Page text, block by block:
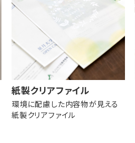
紙製クリアファイル
環境に配慮した内容物が見える
紙製クリアファイル